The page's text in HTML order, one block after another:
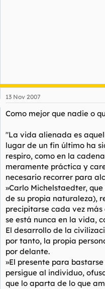
13 Nov 2007
Como mejor que nadie o
"La vida alienada es
lugar de un fin último ha
respiro, como en la
meramente práctica y
necesario recorrer para
»Carlo Michelstaedter,
de su propia naturaleza),
precipitarse cada vez más
se está nunca en la vida,
El desarrollo de la
por tanto, la propia
por delante.
»El presente para
persigue al individuo,
que lo aparta de lo que